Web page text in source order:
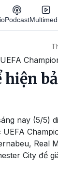
Podcast
hiện
nay (5/5)
Real
City để